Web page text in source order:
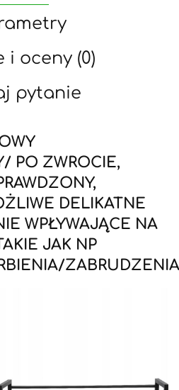
i oceny (0)
pytanie
PO ZWROCIE,
DELIKATNE
WPŁYWAJĄCE NA
JAK NP
ZABRUDZENIA